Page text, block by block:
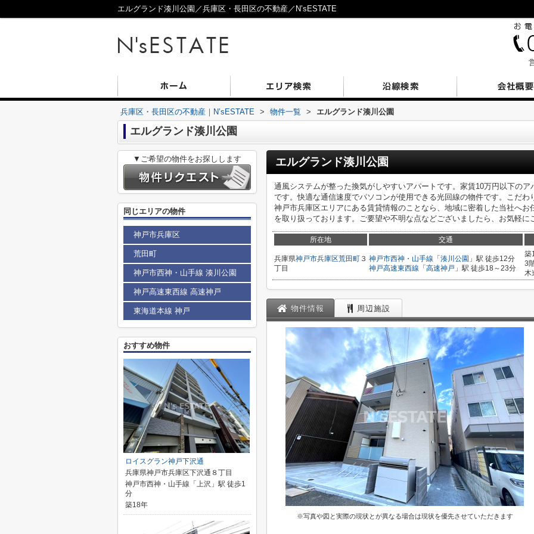
エルグランド湊川公園／兵庫区・長田区の不動産／N’sESTATE
兵庫区・長田区の不動産｜N’sESTATE > 物件一覧 > エルグランド湊川公園
エルグランド湊川公園
エルグランド湊川公園
通風システムが整った換気がしやすいアパートです。家賃10万円以下の
です。快適な通信速度でパソコンが使用できる光回線の物件です。こだ
神戸市兵庫区エリアにある賃貸情報のことなら、地域に密着した当社へ
を取り扱っております。ご要望や不明な点などございましたら、お気軽に
所在地 交通
兵庫県神戸市兵庫区荒田町 ３
丁目
神戸市西神・山手線 「 湊川公園 」駅 徒歩12分
神戸高速東西線 「 高速神戸 」駅 徒歩18～23分
築
3
木
物件情報 周辺施設
※写真や図と実際の現状とが異なる場合は現状を優先させていただきます
▼ご希望の物件をお探しします
同じエリアの物件
神戸市兵庫区
荒田町
神戸市西神・山手線 湊川公園
神戸高速東西線 高速神戸
東海道本線 神戸
おすすめ物件
ロイスグラン神戸下沢通
兵庫県神戸市兵庫区下沢通８丁目
神戸市西神・山手線「上沢」駅 徒歩1
分
築18年